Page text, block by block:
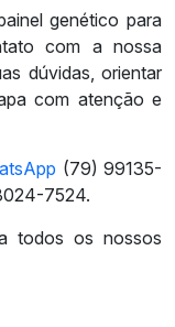
genético para
com a nossa
dúvidas, orientar
com atenção e
(79) 99135-
7524.
todos os nossos